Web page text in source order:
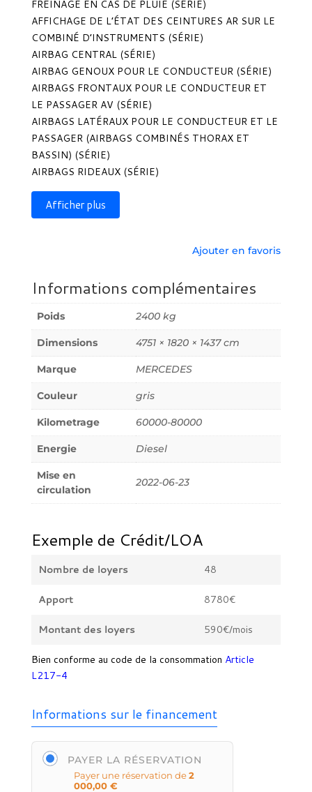
FREINAGE EN CAS DE PLUIE (SÉRIE)
AFFICHAGE DE L’ÉTAT DES CEINTURES AR SUR LE
COMBINÉ D’INSTRUMENTS (SÉRIE)
AIRBAG CENTRAL (SÉRIE)
AIRBAG GENOUX POUR LE CONDUCTEUR (SÉRIE)
AIRBAGS FRONTAUX POUR LE CONDUCTEUR ET
LE PASSAGER AV (SÉRIE)
AIRBAGS LATÉRAUX POUR LE CONDUCTEUR ET LE
PASSAGER (AIRBAGS COMBINÉS THORAX ET
BASSIN) (SÉRIE)
AIRBAGS RIDEAUX (SÉRIE)
Afficher plus
Ajouter en favoris
Informations complémentaires
Poids 2400 kg
Dimensions 4751 × 1820 × 1437 cm
Marque MERCEDES
Couleur gris
Kilometrage 60000-80000
Energie Diesel
Mise en
circulation
2022-06-23
Exemple de Crédit/LOA
Nombre de loyers 48
Apport 8780€
Montant des loyers 590€/mois
Bien conforme au code de la consommation Article
L217-4
Informations sur le financement
PAYER LA RÉSERVATION
Payer une réservation de2
000,00 €